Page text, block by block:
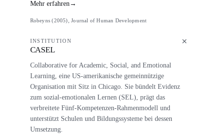
Mehr erfahren→
Robeyns (2005), Journal of Human Development
INSTITUTION
CASEL
Collaborative for Academic, Social, and Emotional
Learning, eine US-amerikanische gemeinnützige
Organisation mit Sitz in Chicago. Sie bündelt Evidenz
zum sozial-emotionalen Lernen (SEL), prägt das
verbreitete Fünf-Kompetenzen-Rahmenmodell und
unterstützt Schulen und Bildungssysteme bei dessen
Umsetzung.